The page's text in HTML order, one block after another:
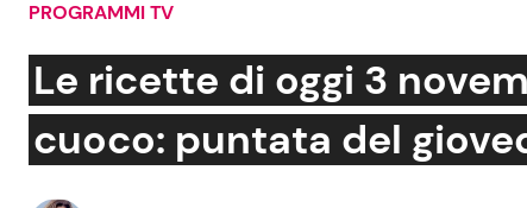
Social News Benessere
PROGRAMMI TV
Le ricette di oggi 3
cuoco: puntata del